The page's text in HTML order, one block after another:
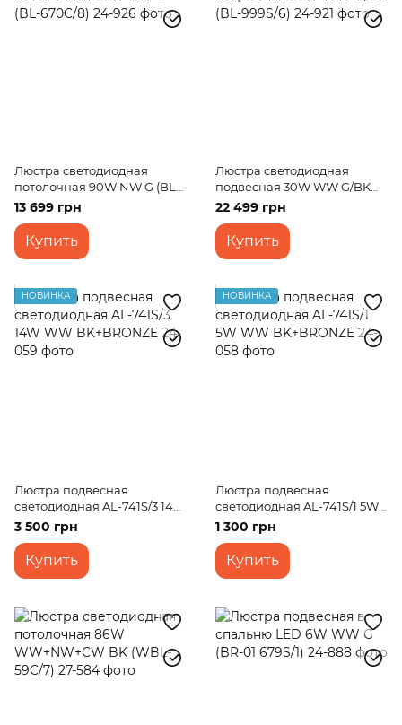
Люстра светодиодная
потолочная 90W NW G (BL-
670C/8)
13 699 грн
Купить
Люстра светодиодная
подвесная 30W WW G/BK
(BL-999S/6)
22 499 грн
Купить
НОВИНКА
Люстра подвесная
светодиодная AL-741S/3 14W
WW BK+BRONZE
3 500 грн
Купить
НОВИНКА
Люстра подвесная
светодиодная AL-741S/1 5W
WW BK+BRONZE
1 300 грн
Купить